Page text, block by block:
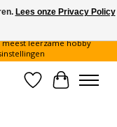
gratis te
meest leerzame hobby
Verlanglijst
Lees onze Privacy Policy